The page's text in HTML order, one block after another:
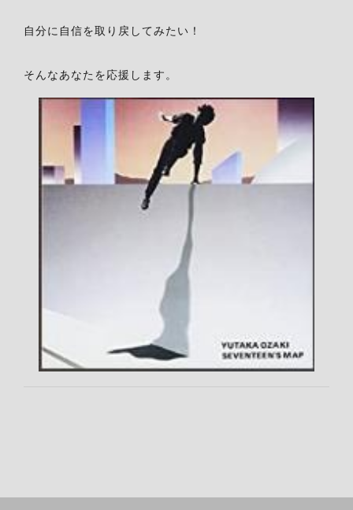
自分に自信を取り戻してみたい！
そんなあなたを応援します。